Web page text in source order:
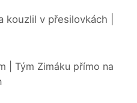
kouzlil v přesilovkách |
| Tým Zimáku přímo na